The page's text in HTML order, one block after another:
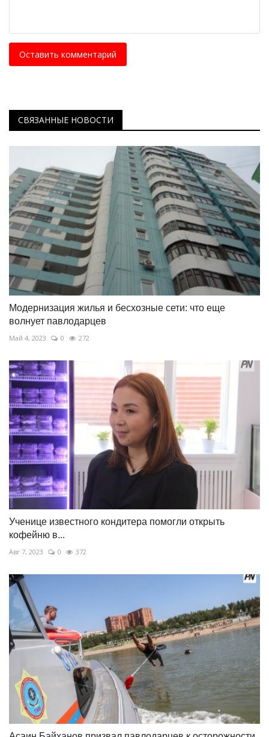
Оставить комментарий
СВЯЗАННЫЕ НОВОСТИ
Модернизация жилья и бесхозные сети: что еще
волнует павлодарцев
Май 4, 2023 0 272
Ученице известного кондитера помогли открыть
кофейню в...
Авг 7, 2023 0 372